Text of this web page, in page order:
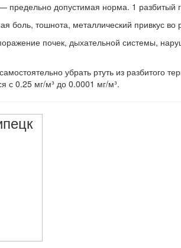
предельно допустимая норма. 1 разбитый
боль, тошнота, металлический привкус во
почек, дыхательной системы,
убрать ртуть из
с 0.25 мг/м³ до 0.0001 мг/м³.